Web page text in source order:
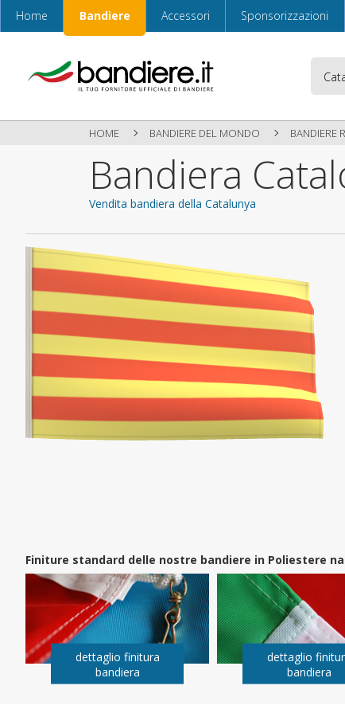
Home Bandiere Accessori Sponsorizzazioni
HOME BANDIERE DEL MONDO BANDIERE
Bandiera
Vendita bandiera della Catalunya
Finiture standard delle nostre bandiere in Poliestere
dettaglio finitura
bandiera
dettaglio
bandiera